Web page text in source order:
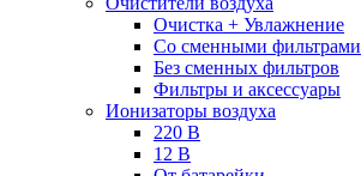
Очистка + Увлажнение
Cо сменными фильтрами
Без сменных фильтров
Фильтры и аксессуары
Ионизаторы воздуха
220 В
12 В